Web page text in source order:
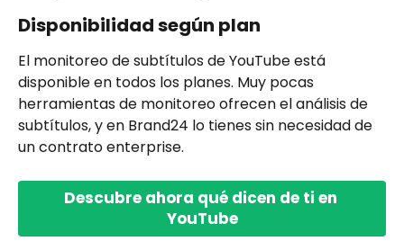
Disponibilidad según plan
El monitoreo de subtítulos de YouTube está
disponible en todos los planes. Muy pocas
herramientas de monitoreo ofrecen el análisis de
subtítulos, y en Brand24 lo tienes sin necesidad de
un contrato enterprise.
Descubre ahora qué dicen de ti en
YouTube